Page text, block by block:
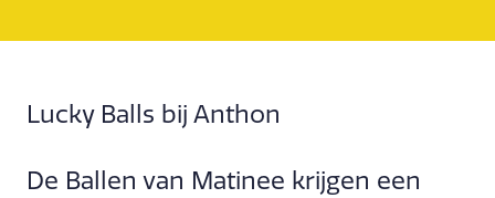
Lucky Balls bij Anthon
De Ballen van Matinee krijgen een